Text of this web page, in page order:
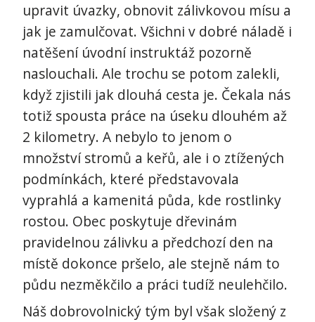
upravit úvazky, obnovit zálivkovou mísu a
jak je zamulčovat. Všichni v dobré náladě i
natěšení úvodní instruktáž pozorně
naslouchali. Ale trochu se potom zalekli,
když zjistili jak dlouhá cesta je. Čekala nás
totiž spousta práce na úseku dlouhém až
2 kilometry. A nebylo to jenom o
množství stromů a keřů, ale i o ztížených
podmínkách, které představovala
vyprahlá a kamenitá půda, kde rostlinky
rostou. Obec poskytuje dřevinám
pravidelnou zálivku a předchozí den na
místě dokonce pršelo, ale stejně nám to
půdu nezměkčilo a práci tudíž neulehčilo.
Náš dobrovolnický tým byl však složený z